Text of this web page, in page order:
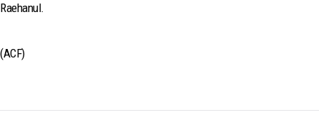
Raehanul.
(ACF)